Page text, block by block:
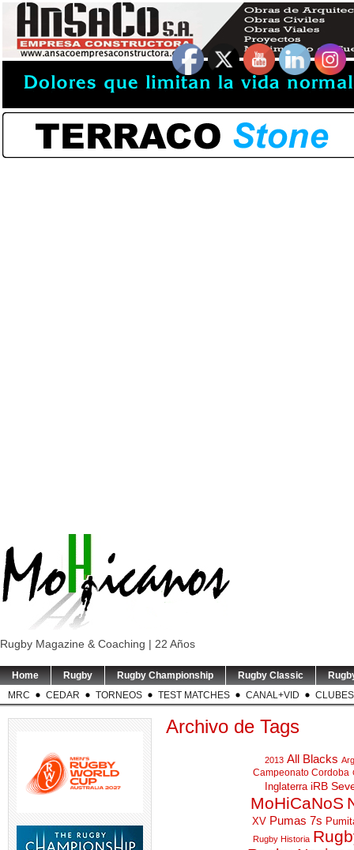
Rugby Magazine & Coaching | 22 Años
Home Rugby Rugby Championship Rugby Classic
MRC
CEDAR TORNEOS TEST MATCHES CANAL+VID CLUBES
Archivo de Tags
2013 All Blacks
Campeonato Cordoba
Inglaterra iRB
MoHiCaNoS
XV Pumas 7s
Rugby Historia
| El
TEST MATCH | El
SVNS 2026/27 | World
GREATEST